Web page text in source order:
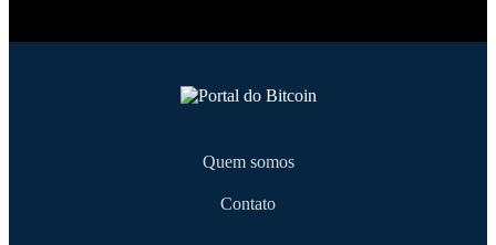
Quem somos
Contato